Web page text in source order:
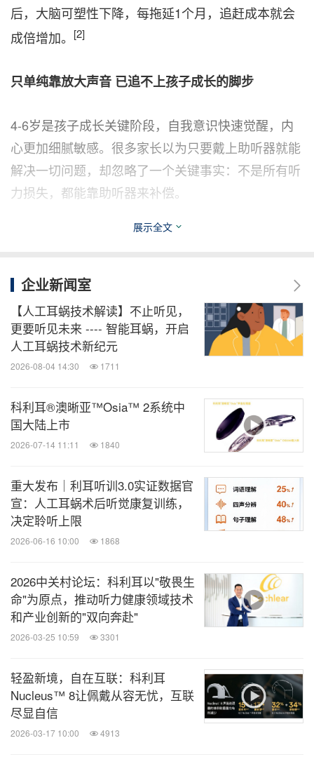
后，大脑可塑性下降，每拖延1个月，追赶成本就会
成倍增加。 [2]
只单纯靠放大声音 已追不上孩子成长的脚步
4-6岁是孩子成长关键阶段，自我意识快速觉醒，内
心更加细腻敏感。很多家长以为只要戴上助听器就能
解决一切问题，却忽略了一个关键事实：不是所有听
力损失，都能靠助听器来补偿。
孩子发音含糊不清，别人听不懂；集体表演总被安排
后学习节奏加快、信息量增加，孩子因听不清耽误知
识吸收，因不敢交流交不到朋友，长此以往丢掉自
信，原本闪闪发光的潜能与特长也被埋没。
助听器本质是电声放大器，高度依赖耳蜗的"底子"，
即残余听力、耳蜗结构完整性和毛细胞感知能力。当
听力损失超过80dB或存在"耳蜗死区"（即内毛细胞无
照片，再怎么放大还是模糊。研究显示，听力损失达
到70dB以上时出现耳蜗死区的概率显著增加，此时
助听器难以实现全频段助听
，孩子可能漏掉高频
音，导致发音不清、学习困难。
展示全文
企业新闻室
【人工耳蜗技术解读】不止听见，
更要听见未来 ---- 智能耳蜗，开启
人工耳蜗技术新纪元
2026-08-04 14:30 1711
科利耳®澳晰亚™Osia™ 2系统中
国大陆上市
2026-07-14 11:11 1840
重大发布｜利耳听训3.0实证数据官
宣：人工耳蜗术后听觉康复训练，
决定聆听上限
2026-06-16 10:00 1868
2026中关村论坛：科利耳以"敬畏生
命"为原点，推动听力健康领域技术
和产业创新的"双向奔赴"
2026-03-25 10:59 3301
轻盈新境，自在互联：科利耳
Nucleus™ 8让佩戴从容无忧，互联
尽显自信
2026-03-17 10:00 4913